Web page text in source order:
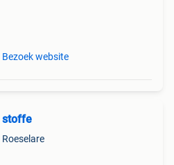
Bezoek website
stoffe
Roeselare